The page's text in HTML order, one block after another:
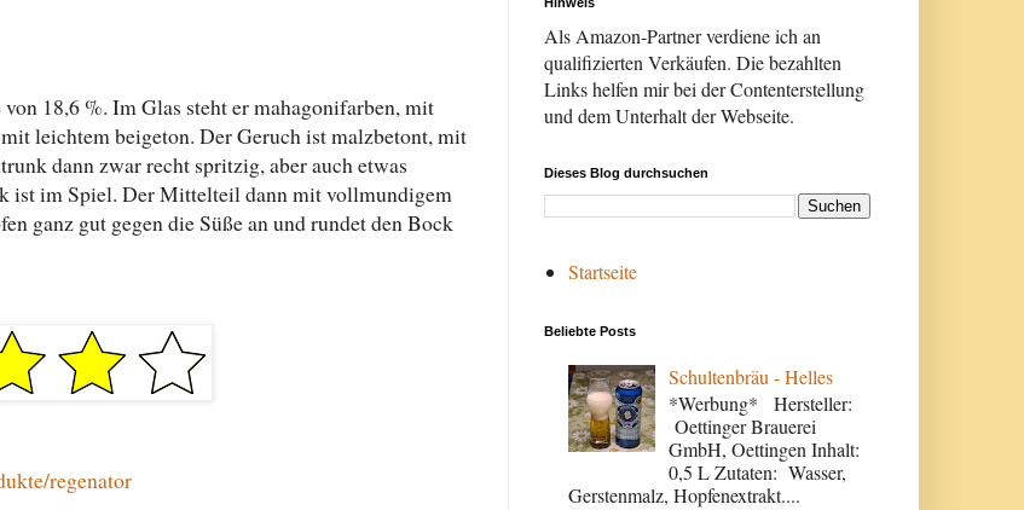
18,6 %. Im Glas steht er mahagonifarben, mit
leichtem beigeton. Der Geruch ist malzbetont, mit
dann zwar recht spritzig, aber auch etwas
ist im Spiel. Der Mittelteil dann mit vollmundigem
ganz gut gegen die Süße an und rundet den Bock
regenator
Als Amazon-Partner verdiene ich an
qualifizierten Verkäufen. Die bezahlten
Links helfen mir bei der Contenterstellung
und dem Unterhalt der Webseite.
Dieses Blog durchsuchen
Startseite
Beliebte Posts
Schultenbräu - Helles
*Werbung* Hersteller:
Oettinger Brauerei
GmbH, Oettingen Inhalt:
0,5 L Zutaten: Wasser,
Gerstenmalz, Hopfenextrakt....